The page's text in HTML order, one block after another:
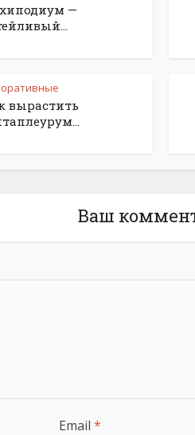
—
вырастить
Ваш
Email *